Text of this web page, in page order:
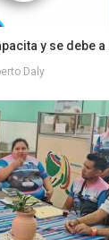
y se debe
Daly